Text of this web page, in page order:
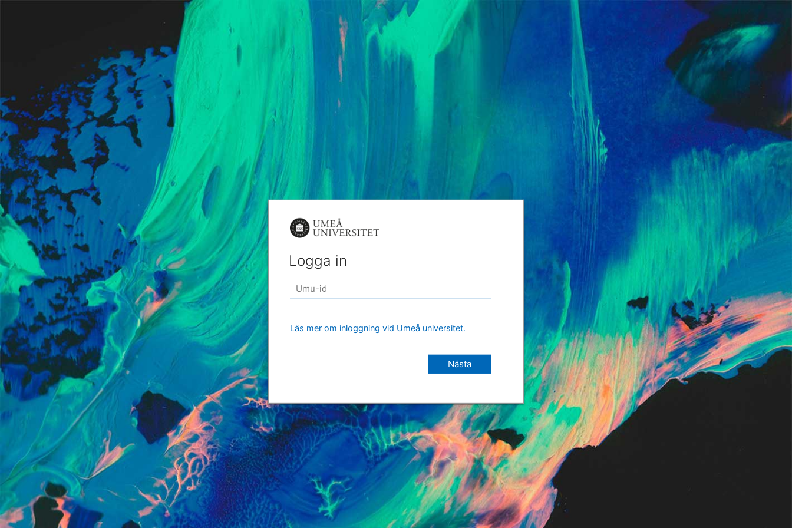
Logga in
Läs mer om inloggning vid Umeå universitet.
Nästa